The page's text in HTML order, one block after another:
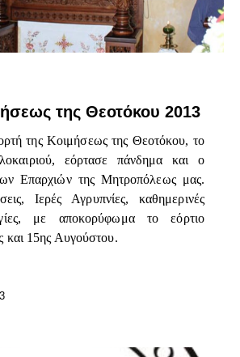
της Θεοτόκου 2013
της Κοιμήσεως της Θεοτόκου, το
εόρτασε πάνδημα και ο
Επαρχιών της Μητροπόλεως μας.
Ιερές Αγρυπνίες, καθημερινές
με αποκορύφωμα το εόρτιο
και 15ης Αυγούστου.